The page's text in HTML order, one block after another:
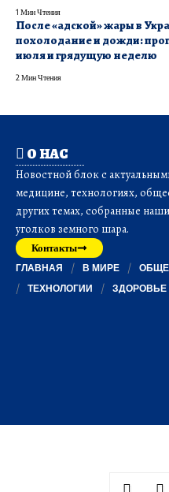
1 Мин Чтения
После «адской» жары в
похолодание и дожди:
июля и грядущую неделю
2 Мин Чтения
О НАС
Новостной блок с
медицине, технологиях,
других темах, собранные
уголков земного шара.
Контакты
ГЛАВНАЯ В МИРЕ
ТЕХНОЛОГИИ
ЗДОРОВЬЕ